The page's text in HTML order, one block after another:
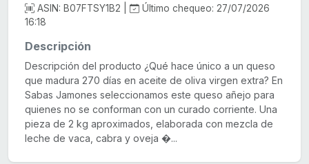
ASIN: B07FTSY1B2 |
Último chequeo: 27/07/2026
16:18
Descripción
Descripción del producto ¿Qué hace único a un queso
que madura 270 días en aceite de oliva virgen extra? En
Sabas Jamones seleccionamos este queso añejo para
quienes no se conforman con un curado corriente. Una
pieza de 2 kg aproximados, elaborada con mezcla de
leche de vaca, cabra y oveja �...